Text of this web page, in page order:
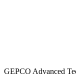
GEPCO Advanced